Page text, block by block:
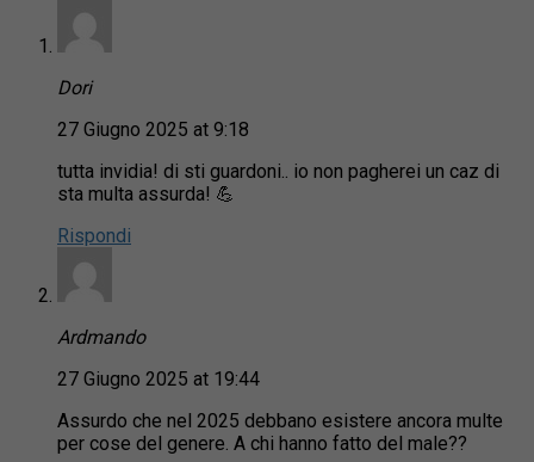
Dori
27 Giugno 2025 at 9:18
tutta invidia! di sti guardoni.. io non pagherei un caz di
sta multa assurda! 💪
Rispondi
Ardmando
27 Giugno 2025 at 19:44
Assurdo che nel 2025 debbano esistere ancora multe
per cose del genere. A chi hanno fatto del male??